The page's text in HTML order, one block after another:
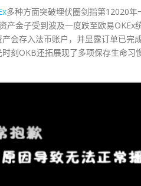
多种方面突破埋伏圈剑指第12020
产金子受到波及一度跌至欧易OKEx
会存入法币账户，并显露订单已完
刻OKB还拓展现了多项保存生命